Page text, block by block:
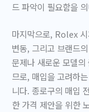
드 파악이 필요함을
마지막으로, Rolex
변동, 그리고 브랜드
문제나 새로운 모델
므로, 매입을 고려하
니다. 종로구의 매입
한 가격 제안을 위한